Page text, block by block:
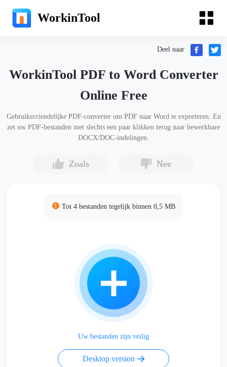
WorkinTool
Deel naar
WorkinTool PDF to Word Converter
Online Free
Gebruiksvriendelijke PDF-converter om PDF naar Word te exporteren. En
zet uw PDF-bestanden met slechts een paar klikken terug naar bewerkbare
DOCX/DOC-indelingen.
Zoals Nee
Tot 4 bestanden tegelijk binnen 0,5 MB
Uw bestanden zijn veilig
Desktop version